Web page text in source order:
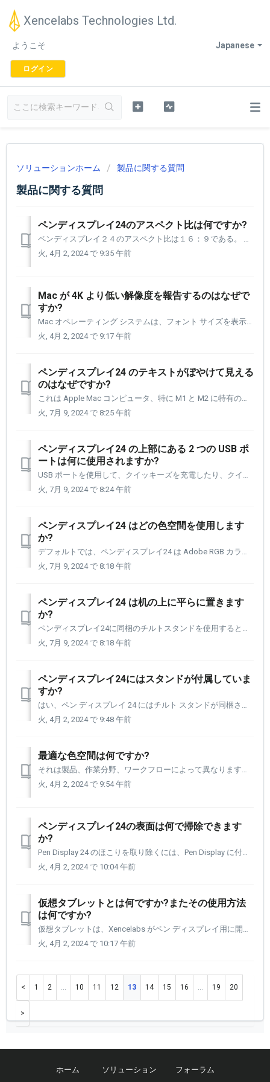
Xencelabs Technologies Ltd.
Japanese
ようこそ
ログイン
ソリューションホーム 製品に関する質問
製品に関する質問
ペンディスプレイ24のアスペクト比は何ですか?
ペンディスプレイ２４のアスペクト比は１６：９である。 これは最も一般的な標準の画面比率です。 これは幅 16 ユニット、高さ 9 ユニットを表し、ウルトラ HD の国際標準です。
火, 4月 2, 2024 で 9:35 午前
Mac が 4K より低い解像度を報告するのはなぜで
すか?
Mac オペレーティング システムは、フォント サイズを表示するのに最適な解像度とみなされる解像度を使用してフォント サイズを管理します。 これは多くの場合、フォント サイズを大きくするために、同等の低い解像度を使用することを意味します。 Mac オペレーティング システムでは、たとえば、ディスプレイが...
火, 4月 2, 2024 で 9:17 午前
ペンディスプレイ24 のテキストがぼやけて見える
のはなぜですか?
これは Apple Mac コンピュータ、特に M1 と M2 に特有のものです。 このトピックについて詳しくは、次の記事をご覧ください。 https://machow2.com/external-display-problems/ 次の提案を試すこともできます。 [1] [環境設定] >...
火, 7月 9, 2024 で 8:25 午前
ペンディスプレイ24 の上部にある 2 つの USB ポ
ートは何に使用されますか?
USB ポートを使用して、クイッキーズを充電したり、クイッキーズ用のワイヤレスレシーバを接続したり、サム ドライブを接続して作業中の画像をダウンロードしたりできます。 [1,2] 右の画像は、ペンディスプレイ24 の上部、電源オン/オフ ボタンの左右にある 2 つの USB ポートを示しています。 ...
火, 7月 9, 2024 で 8:24 午前
ペンディスプレイ24 はどの色空間を使用します
か?
デフォルトでは、ペンディスプレイ24 は Adobe RGB カラー スペースに設定されています。 以下のカラー スペースがプリセットされており、ワークフローの要件に応じて、あるカラー スペースから別のカラー スペースに簡単に移動できます。 sRGB レック709 DCI P3 レック2...
火, 7月 9, 2024 で 8:18 午前
ペンディスプレイ24 は机の上に平らに置きます
か?
ペンディスプレイ24に同梱のチルトスタンドを使用すると、最低角度は約16度、最高角度は約72度になります。
火, 7月 9, 2024 で 8:18 午前
ペンディスプレイ24にはスタンドが付属していま
すか?
はい、ペン ディスプレイ 24 にはチルト スタンドが同梱されます。 約17度まで下げることができ、約72度まで上げることができます。
火, 4月 2, 2024 で 9:48 午前
最適な色空間は何ですか?
それは製品、作業分野、ワークフローによって異なります。 ペン ディスプレイ 24 の設定パネル内から選択できるプリセット カラー スペースをそれぞれ詳しく説明します。 色空間はまさに科学であり、それとともに発行される独自の言語があります。 ペン ディスプレイ 24 で使用されるこれらの単語やフレ...
火, 4月 2, 2024 で 9:54 午前
ペンディスプレイ24の表面は何で掃除できます
か?
Pen Display 24 のほこりを取り除くには、Pen Display に付属のマイクロファイバー クロスを使用することをお勧めします。 汚れがある場合は、以下の製品のいずれかをマイクロファイバークロスに軽くスプレーし、汚れを優しく拭き取ってください。 Pen Display 24 は、い...
火, 4月 2, 2024 で 10:04 午前
仮想タブレットとは何ですか?またその使用方法
は何ですか?
仮想タブレットは、Xencelabs がペン ディスプレイ用に開発した新機能です。 複数のディスプレイで作業していて、描画しているディスプレイとは別のディスプレイにブラシやカラー パレット、その他のツールや参照を表示したい場合は、仮想タブレットを使用すると、別のディスプレイから必要なものをすばやく選択できます。...
火, 4月 2, 2024 で 10:17 午前
1 2 … 10 11 12 13 14 15 16 … 19 20
ホーム ソリューション フォーラム